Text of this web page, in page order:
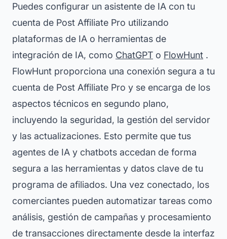
Puedes configurar un asistente de IA con tu
cuenta de Post Affiliate Pro utilizando
plataformas de IA o herramientas de
integración de IA, como ChatGPT o FlowHunt .
FlowHunt proporciona una conexión segura a tu
cuenta de Post Affiliate Pro y se encarga de los
aspectos técnicos en segundo plano,
incluyendo la seguridad, la gestión del servidor
y las actualizaciones. Esto permite que tus
agentes de IA y chatbots accedan de forma
segura a las herramientas y datos clave de tu
programa de afiliados. Una vez conectado, los
comerciantes pueden automatizar tareas como
análisis, gestión de campañas y procesamiento
de transacciones directamente desde la interfaz